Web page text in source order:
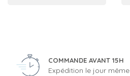
COMMANDE AVANT 15H
Expédition le jour même